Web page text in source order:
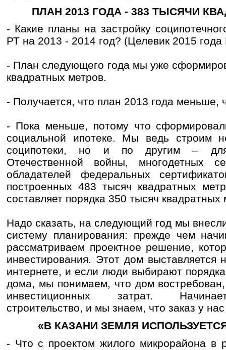
ПЛАН 2013 ГОДА - 383 ТЫСЯЧИ
- Какие планы на застройку
РТ на 2013 - 2014 год? (Целевик 2015
- План следующего года мы уже
квадратных метров.
- Получается, что план 2013 года меньше,
- Пока меньше, потому что
социальной ипотеке. Мы ведь строим
соципотеки, но и по другим – для
Отечественной войны, многодетных
обладателей федеральных
построенных 483 тысяч квадратных
составляет порядка 350 тысяч квадратных
Надо сказать, на следующий год мы
систему планирования: прежде чем
рассматриваем проектное решение,
инвестирования. Этот дом
интернете, и если люди выбирают
дома, мы понимаем, что дом
инвестиционных затрат.
строительство, и мы знаем, что заказ у
«В КАЗАНИ ЗЕМЛЯ
- Что с проектом жилого микрорайона в